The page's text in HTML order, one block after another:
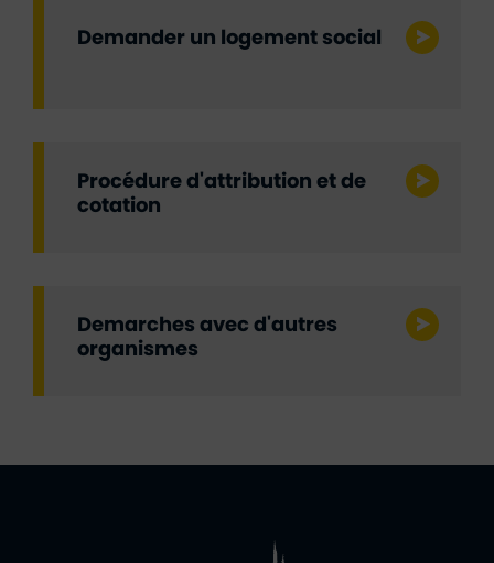
Demander un logement social
Procédure d'attribution et de
cotation
Demarches avec d'autres
organismes